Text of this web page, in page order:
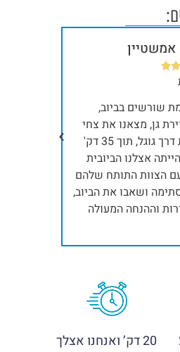
אמשטיין


שורשים בביוב,
גן, מצאנו את צחי
שירותי ביובית דרך גוגל, תוך 35 דק'
אצלנו הביובית
הצוות התותח שלהם
ושאבו את הביוב,
וההנחה המעולה
20 דק’ ואנחנו אצלך